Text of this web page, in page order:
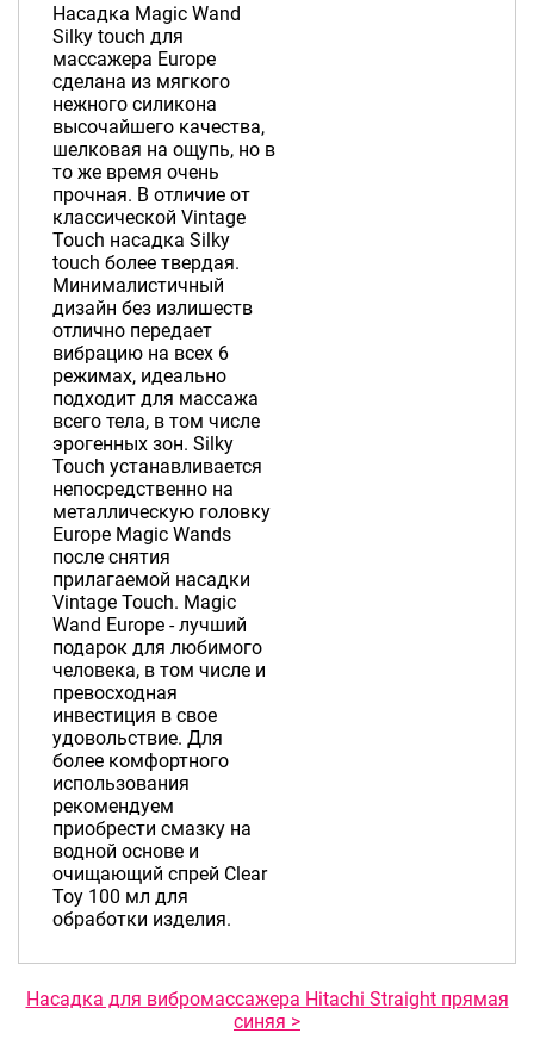
Насадка Magic Wand
Silky touch для
массажера Europe
сделана из мягкого
нежного силикона
высочайшего качества,
шелковая на ощупь, но в
то же время очень
прочная. В отличие от
классической Vintage
Touch насадка Silky
touch более твердая.
Минималистичный
дизайн без излишеств
отлично передает
вибрацию на всех 6
режимах, идеально
подходит для массажа
всего тела, в том числе
эрогенных зон. Silky
Touch устанавливается
непосредственно на
металлическую головку
Europe Magic Wands
после снятия
прилагаемой насадки
Vintage Touch. Magic
Wand Europe - лучший
подарок для любимого
человека, в том числе и
превосходная
инвестиция в свое
удовольствие. Для
более комфортного
использования
рекомендуем
приобрести смазку на
водной основе и
очищающий спрей Clear
Toy 100 мл для
обработки изделия.
Насадка для вибромассажера Hitachi Straight прямая
синяя >